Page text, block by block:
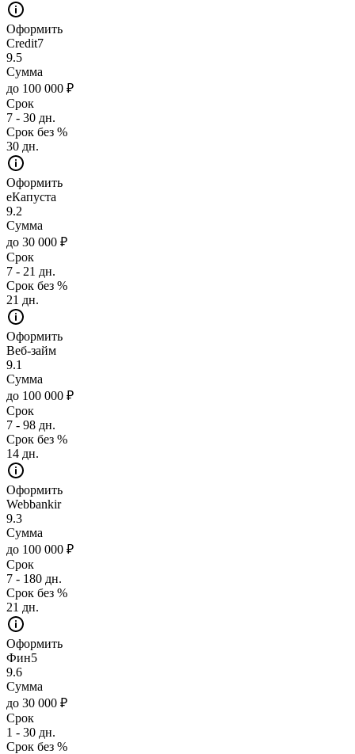
Оформить
Credit7
9.5
Сумма
до 100 000 ₽
Срок
7 - 30 дн.
Срок без %
30 дн.
Оформить
еКапуста
9.2
Сумма
до 30 000 ₽
Срок
7 - 21 дн.
Срок без %
21 дн.
Оформить
Веб-займ
9.1
Сумма
до 100 000 ₽
Срок
7 - 98 дн.
Срок без %
14 дн.
Оформить
Webbankir
9.3
Сумма
до 100 000 ₽
Срок
7 - 180 дн.
Срок без %
21 дн.
Оформить
Фин5
9.6
Сумма
до 30 000 ₽
Срок
1 - 30 дн.
Срок без %